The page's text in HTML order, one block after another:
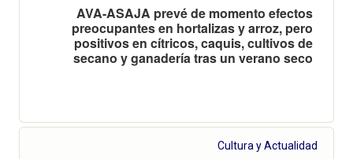
AVA-ASAJA prevé de momento efectos
preocupantes en hortalizas y arroz, pero
positivos en cítricos, caquis, cultivos de
secano y ganadería tras un verano seco
Cultura y Actualidad